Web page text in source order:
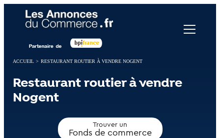
ACCUEIL > RESTAURANT ROUTIER À VENDRE NOGENT
Restaurant routier à vendre
Nogent
Trouver un
Fonds de commerce
Panneau de gestion des cookies